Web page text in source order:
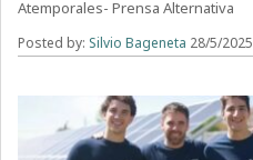
Atemporales- Prensa Alternativa
Posted by: Silvio Bageneta 28/5/2025